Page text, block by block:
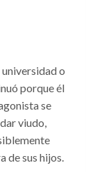
o
porque él
se
viudo,
de sus hijos.